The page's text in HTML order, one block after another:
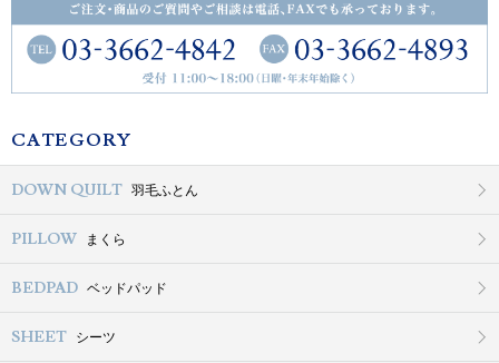
CATEGORY
DOWN QUILT 羽毛ふとん
PILLOW まくら
BEDPAD ベッドパッド
SHEET シーツ